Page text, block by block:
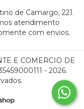
de Camargo, 221.
atendimento
com envios.
E COMERCIO DE
- 2026.